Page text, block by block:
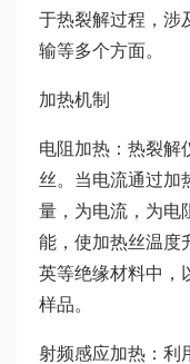
于热裂解过程，涉
输等多个方面。
加热机制
电阻加热：热裂解
丝。当电流通过加
量，为电流，为电
能，使加热丝温度
英等绝缘材料中，
样品。
射频感应加热：利